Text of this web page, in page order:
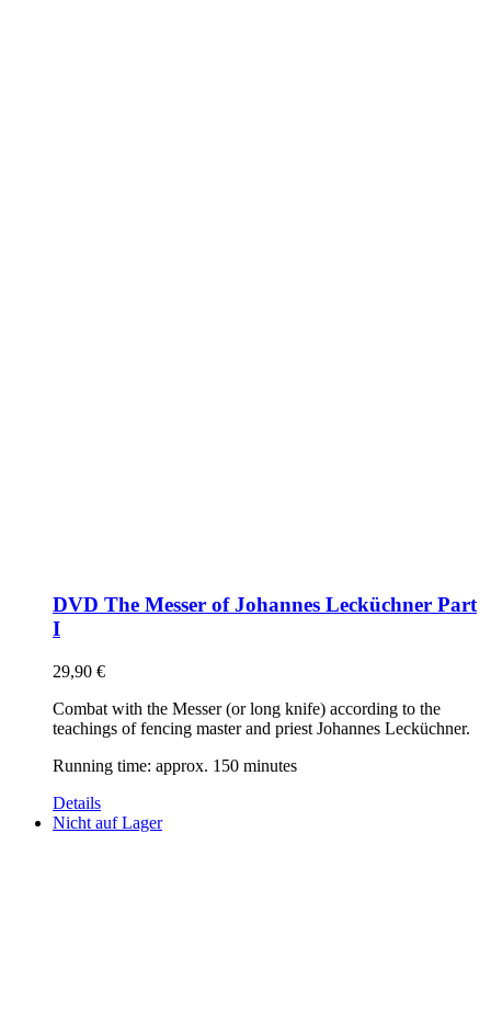
DVD The Messer of Johannes Lecküchner Part
I
29,90 €
Combat with the Messer (or long knife) according to the
teachings of fencing master and priest Johannes Lecküchner.
Running time: approx. 150 minutes
Details
Nicht auf Lager